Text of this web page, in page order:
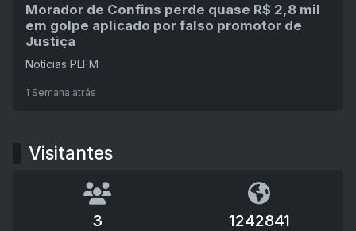
Morador de Confins perde quase R$ 2,8 mil
em golpe aplicado por falso promotor de
Justiça
Notícias PLFM
1 Semana atrás
Visitantes
3 1242841